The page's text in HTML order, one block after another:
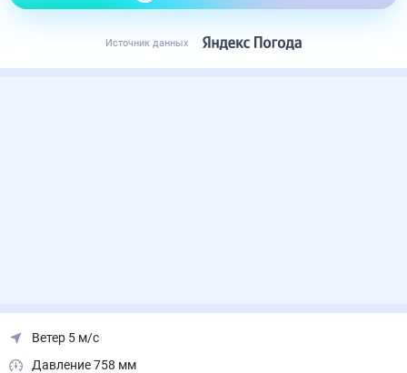
Источник данных
Ветер 5 м/с
Давление 758 мм